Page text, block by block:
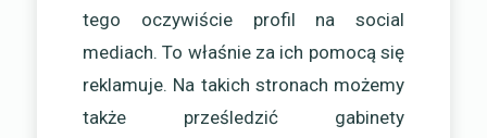
tego oczywiście profil na social
mediach. To właśnie za ich pomocą się
reklamuje. Na takich stronach możemy
także prześledzić gabinety